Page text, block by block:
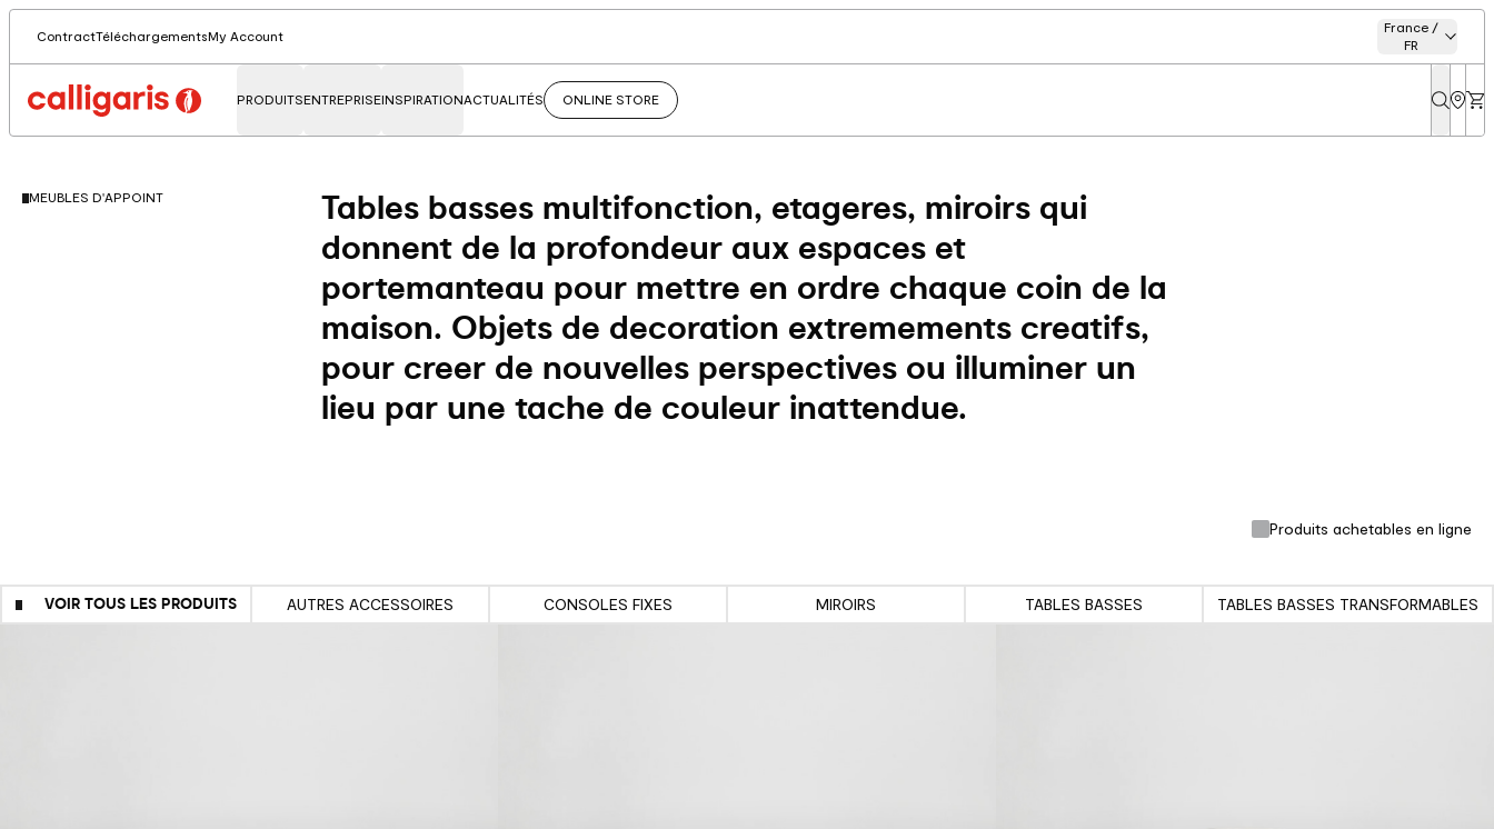
ContractTéléchargementsMy Account
France /
FR
PRODUITSENTREPRISEINSPIRATIONACTUALITÉS ONLINE STORE
MEUBLES D'APPOINT
Tables basses multifonction, etageres, miroirs qui
donnent de la profondeur aux espaces et
portemanteau pour mettre en ordre chaque coin de la
maison. Objets de decoration extremements creatifs,
pour creer de nouvelles perspectives ou illuminer un
lieu par une tache de couleur inattendue.
Produits achetables en ligne
VOIR TOUS LES PRODUITS AUTRES ACCESSOIRES CONSOLES FIXES MIROIRS TABLES BASSES TABLES BASSES TRANSFORMABLES